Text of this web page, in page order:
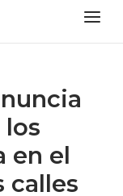
Menu
en el
calles